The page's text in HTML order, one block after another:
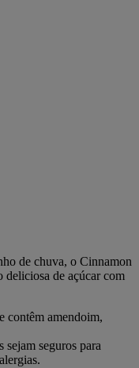
de chuva, o Cinnamon
deliciosa de açúcar com
contêm amendoim,
seguros para